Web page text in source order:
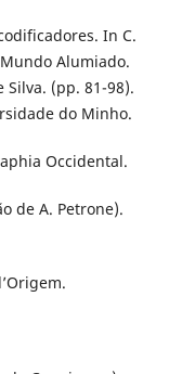
In C.
Alumiado.
Silva. (pp. 81-98).
do Minho.
Occidental.
de A. Petrone).